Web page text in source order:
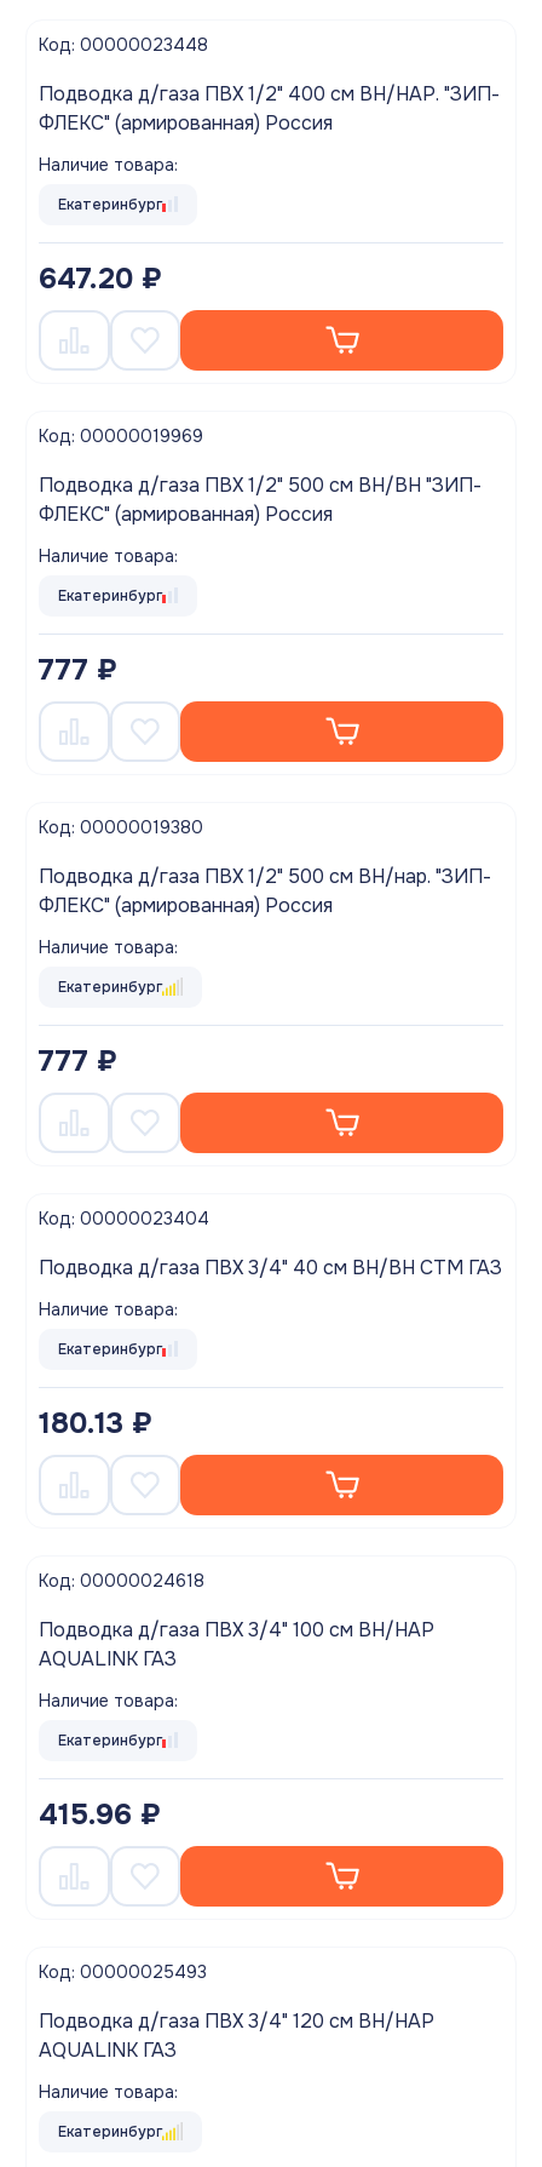
Код: 00000023448
Подводка д/газа ПВХ 1/2" 400 см ВН/НАР. "ЗИП-
ФЛЕКС" (армированная) Россия
Наличие товара:
Екатеринбург
647.20 ₽
Код: 00000019969
Подводка д/газа ПВХ 1/2" 500 см ВН/ВН "ЗИП-
ФЛЕКС" (армированная) Россия
Наличие товара:
Екатеринбург
777 ₽
Код: 00000019380
Подводка д/газа ПВХ 1/2" 500 см ВН/нар. "ЗИП-
ФЛЕКС" (армированная) Россия
Наличие товара:
Екатеринбург
777 ₽
Код: 00000023404
Подводка д/газа ПВХ 3/4" 40 см ВН/ВН СТМ ГАЗ
Наличие товара:
Екатеринбург
180.13 ₽
Код: 00000024618
Подводка д/газа ПВХ 3/4" 100 см ВН/НАР
AQUALINK ГАЗ
Наличие товара:
Екатеринбург
415.96 ₽
Код: 00000025493
Подводка д/газа ПВХ 3/4" 120 см ВН/НАР
AQUALINK ГАЗ
Наличие товара:
Екатеринбург